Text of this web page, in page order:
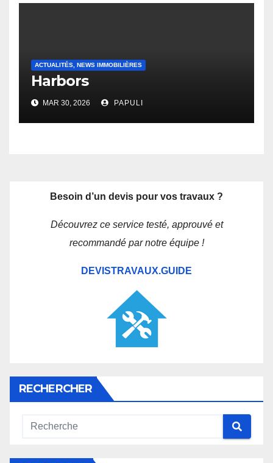
ACTUALITÉS, NEWS IMMOBILIÈRES
Harbors
MAR 30, 2026 PAPULI
Besoin d’un devis pour vos travaux ?
Découvrez ce service testé, approuvé et
recommandé par notre équipe !
DEVISTRAVAUX.GUIDE
RECHERCHER